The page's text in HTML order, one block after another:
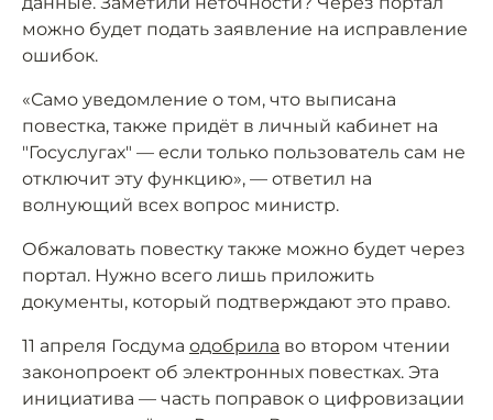
можно будет подать заявление на исправление
ошибок.
«Само уведомление о том, что выписана
повестка, также придёт в личный кабинет на
"Госуслугах" — если только пользователь сам не
отключит эту функцию», — ответил на
волнующий всех вопрос министр.
Обжаловать повестку также можно будет через
портал. Нужно всего лишь приложить
документы, который подтверждают это право.
11 апреля Госдума одобрила во втором чтении
законопроект об электронных повестках. Эта
инициатива — часть поправок о цифровизации